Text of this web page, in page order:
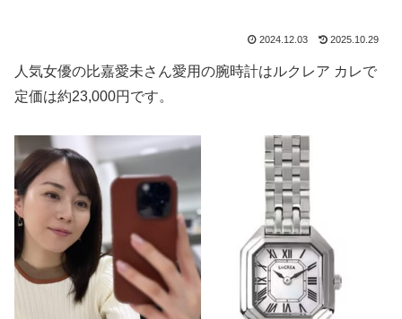
2024.12.03 2025.10.29
人気女優の比嘉愛未さん愛用の腕時計はルクレア カレで
定価は約23,000円です。